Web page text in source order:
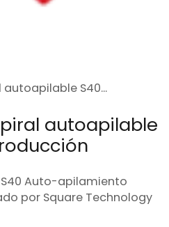
S40...
autoapilable
Auto-apilamiento
por Square Technology